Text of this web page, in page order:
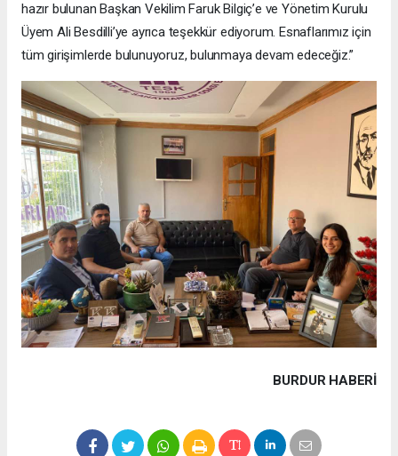
hazır bulunan Başkan Vekilim Faruk Bilgiç’e ve Yönetim Kurulu
Üyem Ali Besdilli’ye ayrıca teşekkür ediyorum. Esnaflarımız için
tüm girişimlerde bulunuyoruz, bulunmaya devam edeceğiz.”
BURDUR HABERİ